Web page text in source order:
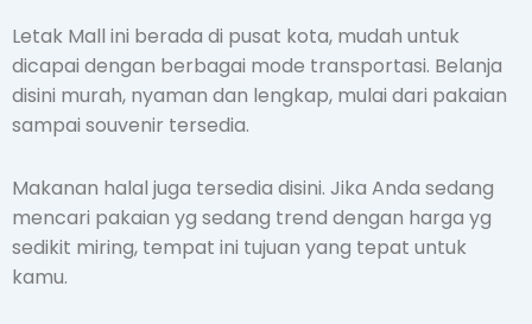
Letak Mall ini berada di pusat kota, mudah untuk
dicapai dengan berbagai mode transportasi. Belanja
disini murah, nyaman dan lengkap, mulai dari pakaian
sampai souvenir tersedia.
Makanan halal juga tersedia disini. Jika Anda sedang
mencari pakaian yg sedang trend dengan harga yg
sedikit miring, tempat ini tujuan yang tepat untuk
kamu.